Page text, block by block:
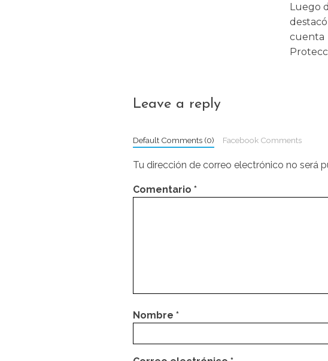
Luego
cuenta
Leave a reply
Default Comments (0) Facebook Comments
Tu dirección de correo electrónico no será
Comentario *
Nombre *